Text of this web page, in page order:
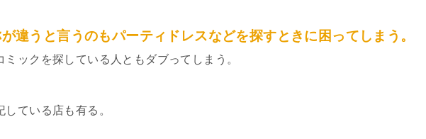
違うと言うのもパーティドレスなどを探すときに困ってしまう。
ックを探している人ともダブってしまう。
している店も有る。